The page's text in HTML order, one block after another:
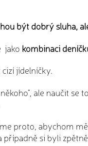
být dobrý sluha,
jako kombinaci
jídelníčky.
ale naučit se
proto, abychom
případně si byli